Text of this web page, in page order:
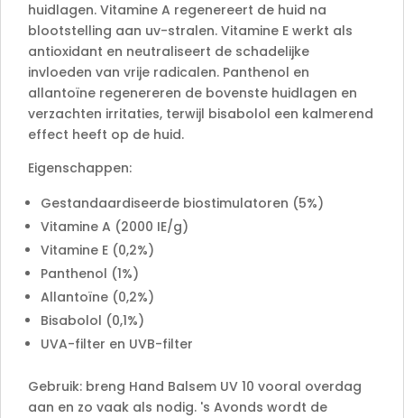
huidlagen. Vitamine A regenereert de huid na
blootstelling aan uv-stralen. Vitamine E werkt als
antioxidant en neutraliseert de schadelijke
invloeden van vrije radicalen. Panthenol en
allantoïne regenereren de bovenste huidlagen en
verzachten irritaties, terwijl bisabolol een kalmerend
effect heeft op de huid.
Eigenschappen:
Gestandaardiseerde biostimulatoren (5%)
Vitamine A (2000 IE/g)
Vitamine E (0,2%)
Panthenol (1%)
Allantoïne (0,2%)
Bisabolol (0,1%)
UVA-filter en UVB-filter
Gebruik: breng Hand Balsem UV 10 vooral overdag
aan en zo vaak als nodig. 's Avonds wordt de